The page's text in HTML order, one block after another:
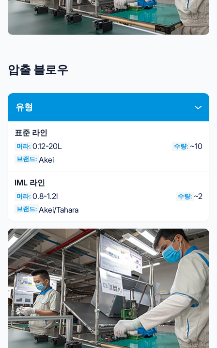
압출 블로우
유형
표준 라인
머라: 0.12-20L 수량: ~10
브랜드: Akei
IML 라인
머라: 0.8-1.2l 수량: ~2
브랜드: Akei/Tahara